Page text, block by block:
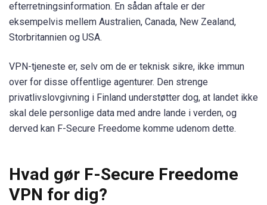
efterretningsinformation. En sådan aftale er der
eksempelvis mellem Australien, Canada, New Zealand,
Storbritannien og USA.
VPN-tjeneste er, selv om de er teknisk sikre, ikke immun
over for disse offentlige agenturer. Den strenge
privatlivslovgivning i Finland understøtter dog, at landet ikke
skal dele personlige data med andre lande i verden, og
derved kan F-Secure Freedome komme udenom dette.
Hvad gør F-Secure Freedome
VPN for dig?